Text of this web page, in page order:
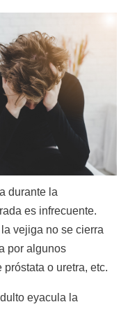
durante la
es infrecuente.
vejiga no se cierra
por algunos
o uretra, etc.
eyacula la